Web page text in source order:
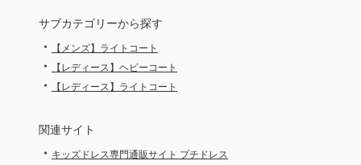
サブカテゴリーから探す
・ 【メンズ】ライトコート
・ 【レディース】ヘビーコート
・ 【レディース】ライトコート
関連サイト
・ キッズドレス専門通販サイト プチドレス